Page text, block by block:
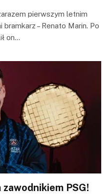
pierwszym letnim
– Renato Marin. Po
on…
PSG!